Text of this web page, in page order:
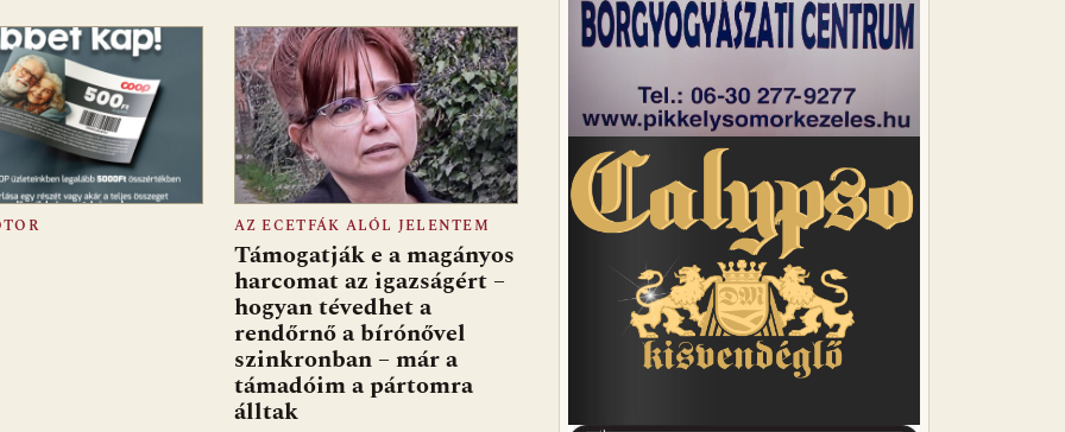
AZ ECETFÁK ALÓL JELENTEM
Támogatják e a magányos
harcomat az igazságért –
hogyan tévedhet a
rendőrnő a bírónővel
szinkronban – már a
támadóim a pártomra
álltak